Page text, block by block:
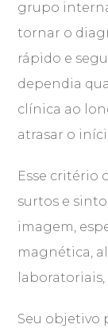
grupo
tornar o
rápido e
dependia
clínica ao
atrasar o
Esse critério
surtos e
imagem,
magnética,
Seu objetivo